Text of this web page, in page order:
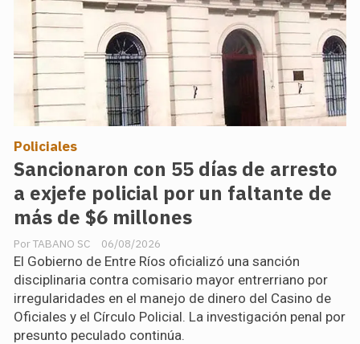
Sancionaron con 55 días de arresto
a exjefe policial por un faltante de
más de $6 millones
TABANO SC
Policiales
06/08/2026
El Gobierno de Entre Ríos oficializó una sanción
disciplinaria contra comisario mayor entrerriano por
irregularidades en el manejo de dinero del Casino de
Oficiales y el Círculo Policial. La investigación penal por
presunto peculado continúa.